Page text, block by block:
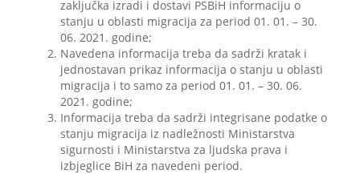
zaključka izradi i dostavi PSBiH informaciju o
stanju u oblasti migracija za period 01. 01. – 30.
06. 2021. godine;
Navedena informacija treba da sadrži kratak i
jednostavan prikaz informacija o stanju u oblasti
migracija i to samo za period 01. 01. – 30. 06.
2021. godine;
Informacija treba da sadrži integrisane podatke o
stanju migracija iz nadležnosti Ministarstva
sigurnosti i Ministarstva za ljudska prava i
izbjeglice BiH za navedeni period.